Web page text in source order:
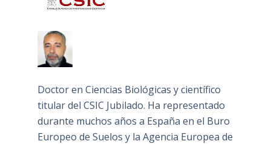
Doctor en Ciencias Biológicas y científico
titular del CSIC Jubilado. Ha representado
durante muchos años a España en el Buro
Europeo de Suelos y la Agencia Europea de